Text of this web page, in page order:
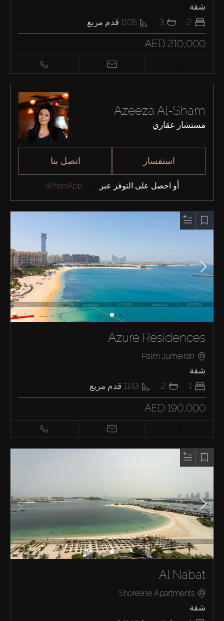
شقة
2
3
1105 قدم مربع
AED 210,000
Azeeza Al-Sham
مستشار عقاري
اتصل بنا استفسار
أو احصل على التوفر عبر WhatsApp
Azure Residences
Palm Jumeirah
شقة
1
2
1143 قدم مربع
AED 190,000
Al Nabat
Shoreline Apartments
شقة